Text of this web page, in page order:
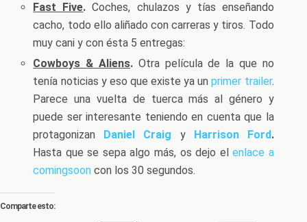
Fast Five. Coches, chulazos y tías enseñando
cacho, todo ello aliñado con carreras y tiros. Todo
muy cani y con ésta 5 entregas:
Cowboys & Aliens. Otra película de la que no
tenía noticias y eso que existe ya unprimer trailer.
Parece una vuelta de tuerca más al género y
puede ser interesante teniendo en cuenta que la
protagonizan
Daniel Craig y Harrison Ford.
Hasta que se sepa algo más, os dejo elenlace a
comingsoon con los 30 segundos.
Comparte esto: